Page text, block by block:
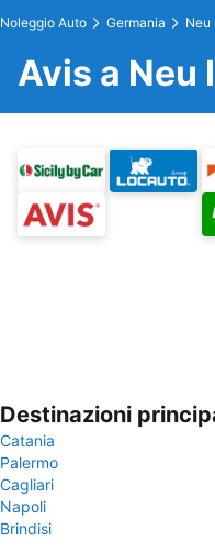
Noleggio Auto Germania Neu
Avis a Neu
Destinazioni
Catania
Palermo
Cagliari
Napoli
Brindisi